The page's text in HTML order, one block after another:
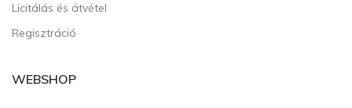
Licitálás és átvétel
Regisztráció
WEBSHOP